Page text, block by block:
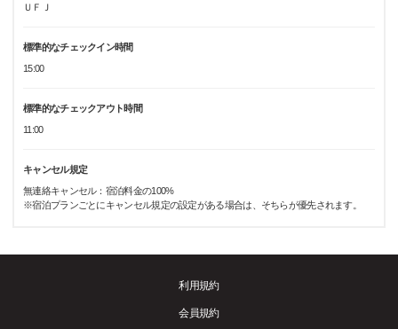
ＵＦＪ
標準的なチェックイン時間
15:00
標準的なチェックアウト時間
11:00
キャンセル規定
無連絡キャンセル：宿泊料金の100%
※宿泊プランごとにキャンセル規定の設定がある場合は、そちらが優先されます。
利用規約
会員規約